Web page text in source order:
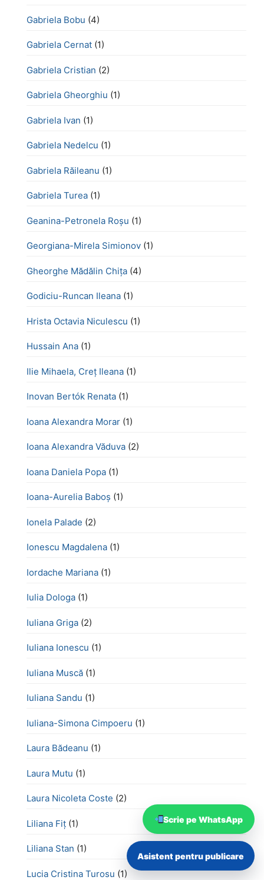
Gabriela Bobu (4)
Gabriela Cernat (1)
Gabriela Cristian (2)
Gabriela Gheorghiu (1)
Gabriela Ivan (1)
Gabriela Nedelcu (1)
Gabriela Răileanu (1)
Gabriela Turea (1)
Geanina-Petronela Roșu (1)
Georgiana-Mirela Simionov (1)
Gheorghe Mădălin Chiţa (4)
Godiciu-Runcan Ileana (1)
Hrista Octavia Niculescu (1)
Hussain Ana (1)
Ilie Mihaela, Creț Ileana (1)
Inovan Bertók Renata (1)
Ioana Alexandra Morar (1)
Ioana Alexandra Văduva (2)
Ioana Daniela Popa (1)
Ioana-Aurelia Baboș (1)
Ionela Palade (2)
Ionescu Magdalena (1)
Iordache Mariana (1)
Iulia Dologa (1)
Iuliana Griga (2)
Iuliana Ionescu (1)
Iuliana Muscă (1)
Iuliana Sandu (1)
Iuliana-Simona Cimpoeru (1)
Laura Bădeanu (1)
Laura Mutu (1)
Laura Nicoleta Coste (2)
Liliana Fiț (1)
Liliana Stan (1)
Lucia Cristina Turosu (1)
Scrie pe WhatsApp
Asistent pentru publicare